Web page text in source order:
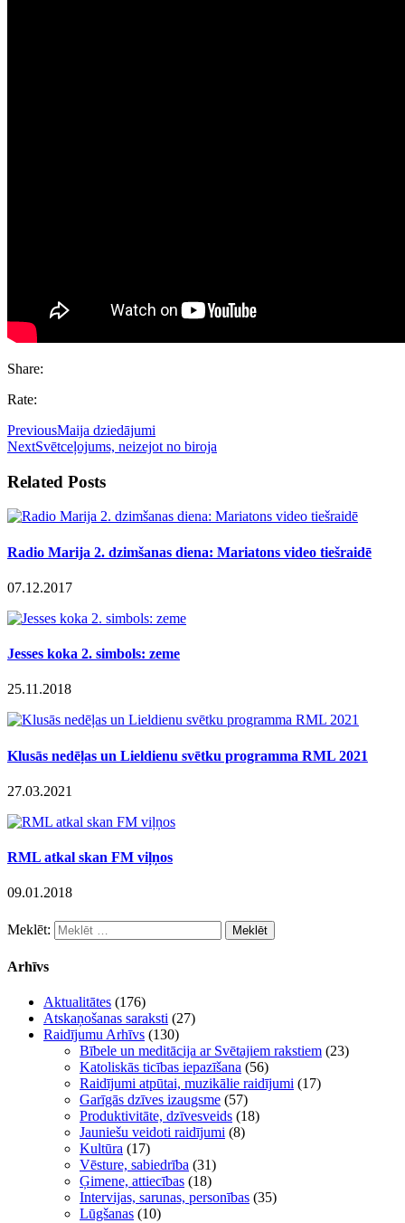
Share:
Rate:
PreviousMaija dziedājumi
NextSvētceļojums, neizejot no biroja
Related Posts
Radio Marija 2. dzimšanas diena: Mariatons video tiešraidē
07.12.2017
Jesses koka 2. simbols: zeme
25.11.2018
Klusās nedēļas un Lieldienu svētku programma RML 2021
27.03.2021
RML atkal skan FM viļņos
09.01.2018
Meklēt:
Arhīvs
Aktualitātes (176)
Atskaņošanas saraksti (27)
Raidījumu Arhīvs (130)
Bībele un meditācija ar Svētajiem rakstiem (23)
Katoliskās ticības iepazīšana (56)
Raidījumi atpūtai, muzikālie raidījumi (17)
Garīgās dzīves izaugsme (57)
Produktivitāte, dzīvesveids (18)
Jauniešu veidoti raidījumi (8)
Kultūra (17)
Vēsture, sabiedrība (31)
Ģimene, attiecības (18)
Intervijas, sarunas, personības (35)
Lūgšanas (10)